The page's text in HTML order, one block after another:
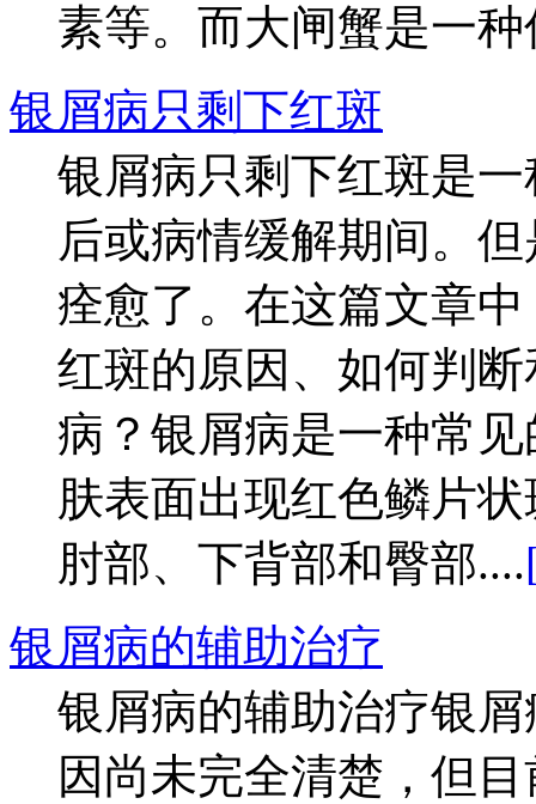
素等。而大闸蟹是一
银屑病只剩下红斑
银屑病只剩下红斑是
后或病情缓解期间。
痊愈了。在这篇文章
红斑的原因、如何判
病？银屑病是一种常
肤表面出现红色鳞片
肘部、下背部和臀部....
银屑病的辅助治疗
银屑病的辅助治疗银
因尚未完全清楚，但